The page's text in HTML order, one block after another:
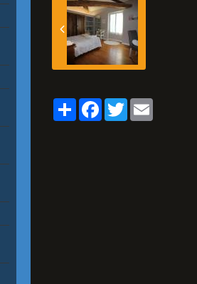
PartagerFacebook
Twitter